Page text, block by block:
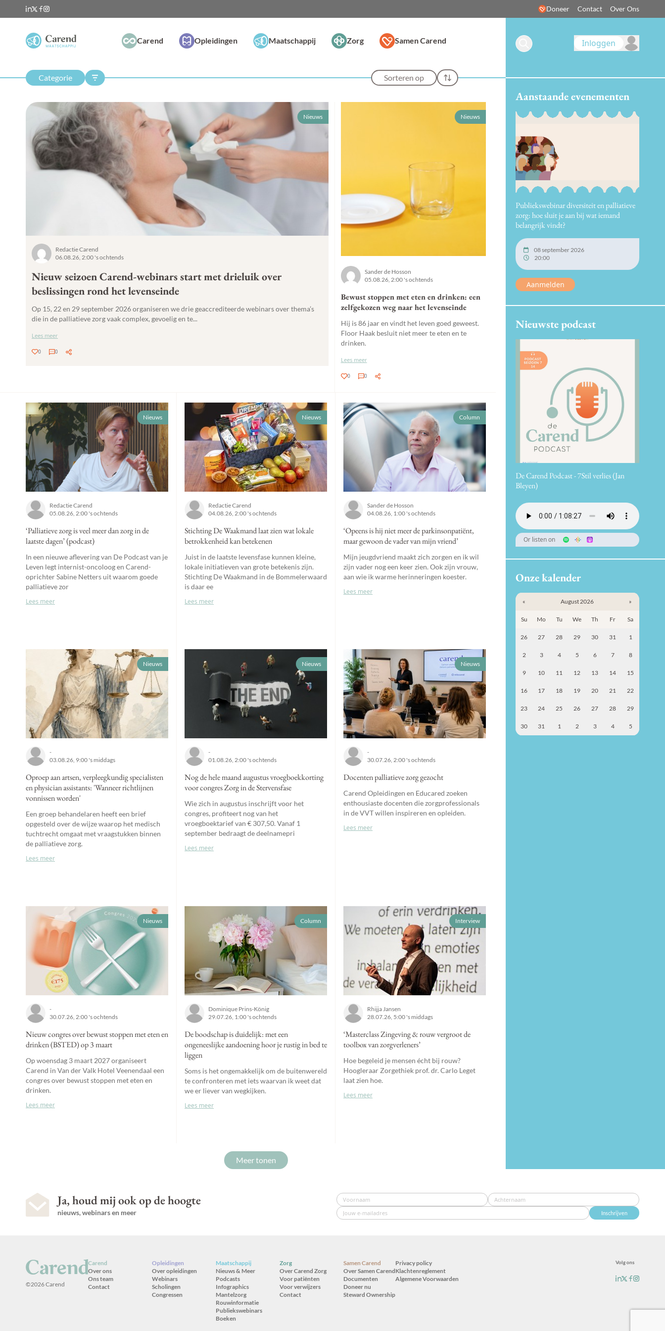
Doneer Contact Over Ons
Carend Opleidingen Maatschappij Zorg Samen Carend
Categorie Sorteren op
Nieuws
Redactie Carend
06.08.26, 2:00 's ochtends
Nieuw seizoen Carend-webinars start met drieluik over
beslissingen rond het levenseinde
Op 15, 22 en 29 september 2026 organiseren we drie geaccrediteerde webinars over thema’s
die in de palliatieve zorg vaak complex, gevoelig en te...
Lees meer
0 0
Nieuws
Sander de Hosson
05.08.26, 2:00 's ochtends
Bewust stoppen met eten en drinken: een
zelfgekozen weg naar het levenseinde
Hij is 86 jaar en vindt het leven goed geweest.
Floor Haak besluit niet meer te eten en te
drinken.
Lees meer
0 0
Nieuws
Redactie Carend
05.08.26, 2:00 's ochtends
‘Palliatieve zorg is veel meer dan zorg in de
laatste dagen’ (podcast)
In een nieuwe aflevering van De Podcast van je
Leven legt internist-oncoloog en Carend-
oprichter Sabine Netters uit waarom goede
palliatieve zor
Lees meer
Nieuws
Redactie Carend
04.08.26, 2:00 's ochtends
Stichting De Waakmand laat zien wat lokale
betrokkenheid kan betekenen
Juist in de laatste levensfase kunnen kleine,
lokale initiatieven van grote betekenis zijn.
Stichting De Waakmand in de Bommelerwaard
is daar ee
Lees meer
Column
Sander de Hosson
04.08.26, 1:00 's ochtends
‘Opeens is hij niet meer de parkinsonpatiënt,
maar gewoon de vader van mijn vriend’
Mijn jeugdvriend maakt zich zorgen en ik wil
zijn vader nog een keer zien. Ook zijn vrouw,
aan wie ik warme herinneringen koester.
Lees meer
Nieuws
-
03.08.26, 9:00 's middags
Oproep aan artsen, verpleegkundig specialisten
en physician assistants: 'Wanneer richtlijnen
vonnissen worden'
Een groep behandelaren heeft een brief
opgesteld over de wijze waarop het medisch
tuchtrecht omgaat met vraagstukken binnen
de palliatieve zorg.
Lees meer
Nieuws
-
01.08.26, 2:00 's ochtends
Nog de hele maand augustus vroegboekkorting
voor congres Zorg in de Stervensfase
Wie zich in augustus inschrijft voor het
congres, profiteert nog van het
vroegboektarief van € 307,50. Vanaf 1
september bedraagt de deelnamepri
Lees meer
Nieuws
-
30.07.26, 2:00 's ochtends
Docenten palliatieve zorg gezocht
Carend Opleidingen en Educared zoeken
enthousiaste docenten die zorgprofessionals
in de VVT willen inspireren en opleiden.
Lees meer
Nieuws
-
30.07.26, 2:00 's ochtends
Nieuw congres over bewust stoppen met eten en
drinken (BSTED) op 3 maart
Op woensdag 3 maart 2027 organiseert
Carend in Van der Valk Hotel Veenendaal een
congres over bewust stoppen met eten en
drinken.
Lees meer
Column
Dominique Prins-König
29.07.26, 1:00 's ochtends
De boodschap is duidelijk: met een
ongeneeslijke aandoening hoor je rustig in bed te
liggen
Soms is het ongemakkelijk om de buitenwereld
te confronteren met iets waarvan ik weet dat
we er liever van wegkijken.
Lees meer
Interview
Rhijja Jansen
28.07.26, 5:00 's middags
‘Masterclass Zingeving & rouw vergroot de
toolbox van zorgverleners’
Hoe begeleid je mensen écht bij rouw?
Hoogleraar Zorgethiek prof. dr. Carlo Leget
laat zien hoe.
Lees meer
Meer tonen
Inloggen
Aanstaande evenementen
Publiekswebinar diversiteit en palliatieve
zorg: hoe sluit je aan bij wat iemand
belangrijk vindt?
08 september 2026
20:00
Aanmelden
Nieuwste podcast
De Carend Podcast - 7Stil verlies (Jan
Bleyen)
Or listen on
Onze kalender
« August 2026 »
Su Mo Tu We Th Fr Sa
26 27 28 29 30 31 1
2 3 4 5 6 7 8
9 10 11 12 13 14 15
16 17 18 19 20 21 22
23 24 25 26 27 28 29
30 31 1 2 3 4 5
Ja, houd mij ook op de hoogte
nieuws, webinars en meer Inschrijven
©2026 Carend
Carend
Over ons
Ons team
Contact
Opleidingen
Over opleidingen
Webinars
Scholingen
Congressen
Maatschappij
Nieuws & Meer
Podcasts
Infographics
Mantelzorg
Rouwinformatie
Publiekswebinars
Boeken
Zorg
Over Carend Zorg
Voor patiënten
Voor verwijzers
Contact
Samen Carend
Over Samen Carend
Documenten
Doneer nu
Steward Ownership
Volg ons
Privacy policy
Klachtenreglement
Algemene Voorwaarden